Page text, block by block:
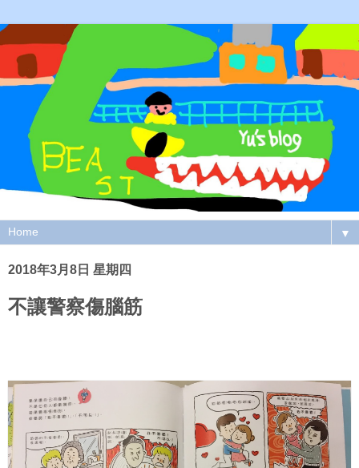
▼
2018年3月8日 星期四
不讓警察傷腦筋